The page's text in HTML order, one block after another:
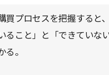
買プロセスを把握すると
ること」と「できていな
る。